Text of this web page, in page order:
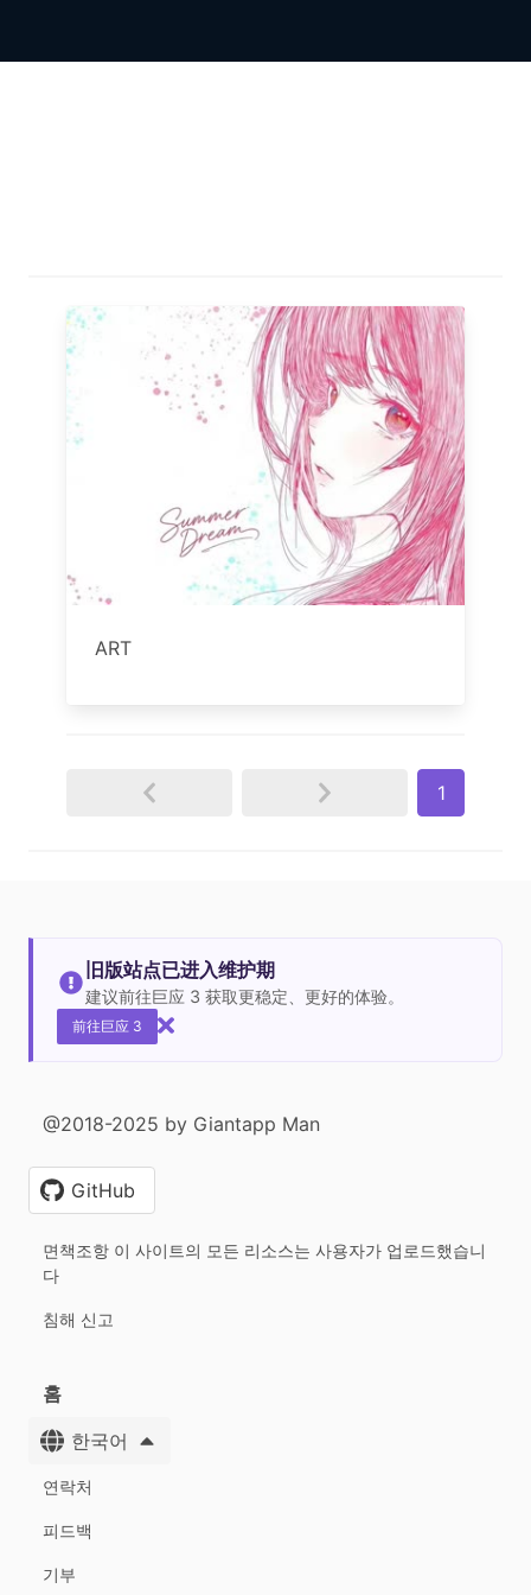
ART
1
旧版站点已进入维护期
建议前往巨应 3 获取更稳定、更好的体验。
前往巨应 3
@2018-2025 by Giantapp Man
GitHub
면책조항 이 사이트의 모든 리소스는 사용자가 업로드했습니
다
침해 신고
홈
한국어
연락처
피드백
기부